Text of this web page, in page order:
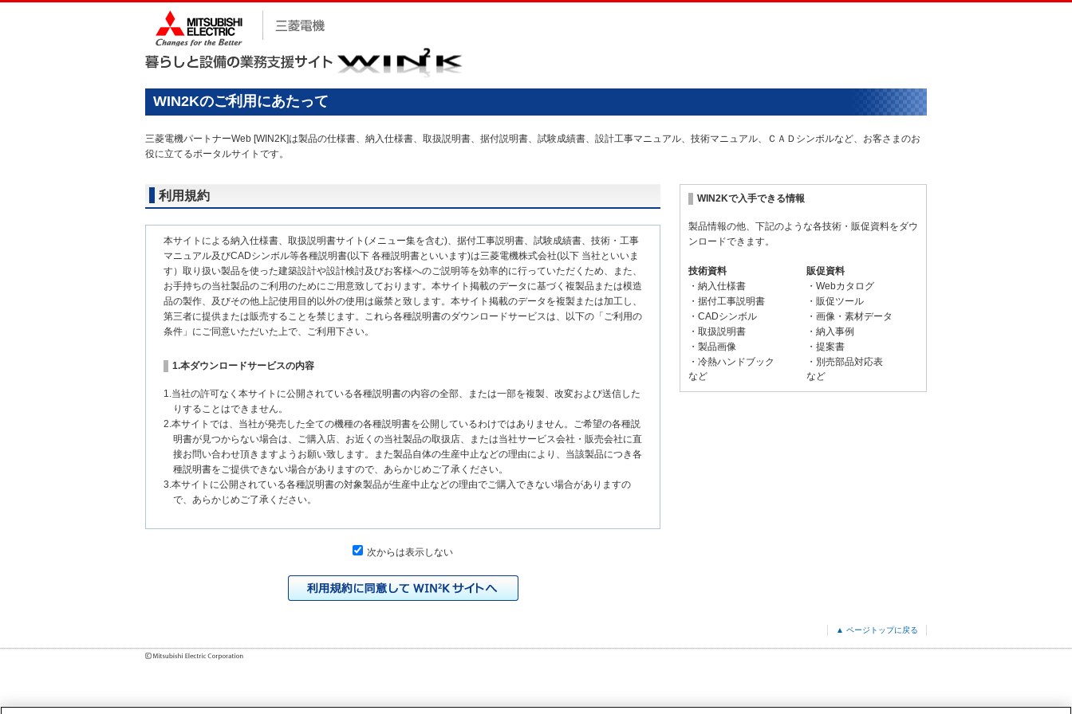
WIN2Kのご利用にあたって
三菱電機パートナーWeb [WIN2K]は製品の仕様書、納入仕様書、取扱説明書、据付説明書、試験成績書、設計工事マニュアル、技術マニュアル、ＣＡＤシンボルなど、お客さまのお
役に立てるポータルサイトです。
利用規約
本サイトによる納入仕様書、取扱説明書サイト(メニュー集を含む)、据付工事説明書、試験成績書、技術・工事
マニュアル及びCADシンボル等各種説明書(以下 各種説明書といいます)は三菱電機株式会社(以下 当社といいま
す）取り扱い製品を使った建築設計や設計検討及びお客様へのご説明等を効率的に行っていただくため、また、
お手持ちの当社製品のご利用のためにご用意致しております。本サイト掲載のデータに基づく複製品または模造
品の製作、及びその他上記使用目的以外の使用は厳禁と致します。本サイト掲載のデータを複製または加工し、
第三者に提供または販売することを禁じます。これら各種説明書のダウンロードサービスは、以下の「ご利用の
条件」にご同意いただいた上で、ご利用下さい。
1.本ダウンロードサービスの内容
1.当社の許可なく本サイトに公開されている各種説明書の内容の全部、または一部を複製、改変および送信した
りすることはできません。
2.本サイトでは、当社が発売した全ての機種の各種説明書を公開しているわけではありません。ご希望の各種説
明書が見つからない場合は、ご購入店、お近くの当社製品の取扱店、または当社サービス会社・販売会社に直
接お問い合わせ頂きますようお願い致します。また製品自体の生産中止などの理由により、当該製品につき各
種説明書をご提供できない場合がありますので、あらかじめご了承ください。
3.本サイトに公開されている各種説明書の対象製品が生産中止などの理由でご購入できない場合がありますの
で、あらかじめご了承ください。
いまして、本サイトに公開されている説明書の記載内容と、お客様がお持ちの製品の仕様がその後のマイナー
チェンジにより、異なる場合があります。本サイトに公開されている各種説明書の内容とお手持ちの製品の仕
各種説明書は、製品本体に同梱する各種説明書の変更の度に修正・更新するものではありません。
次からは表示しない
WIN2Kで入手できる情報
製品情報の他、下記のような各技術・販促資料をダウ
ンロードできます。
技術資料
・納入仕様書
・据付工事説明書
・CADシンボル
・取扱説明書
・製品画像
・冷熱ハンドブック
など
販促資料
・Webカタログ
・販促ツール
・画像・素材データ
・納入事例
・提案書
・別売部品対応表
など
▲ ページトップに戻る